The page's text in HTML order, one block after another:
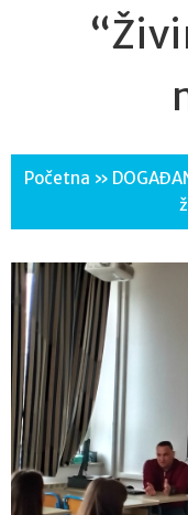
Početna »